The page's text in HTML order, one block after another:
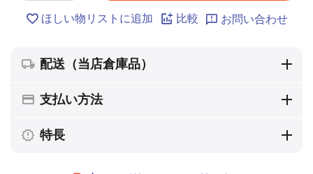
ほしい物リストに追加 比較 お問い合わせ
配送（当店倉庫品）
支払い方法
特長